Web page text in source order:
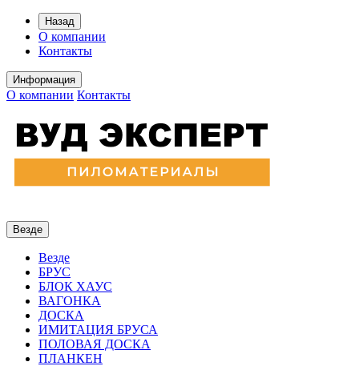
Назад
О компании
Контакты
Информация
О компании Контакты
Везде
Везде
БРУС
БЛОК ХАУС
ВАГОНКА
ДОСКА
ИМИТАЦИЯ БРУСА
ПОЛОВАЯ ДОСКА
ПЛАНКЕН